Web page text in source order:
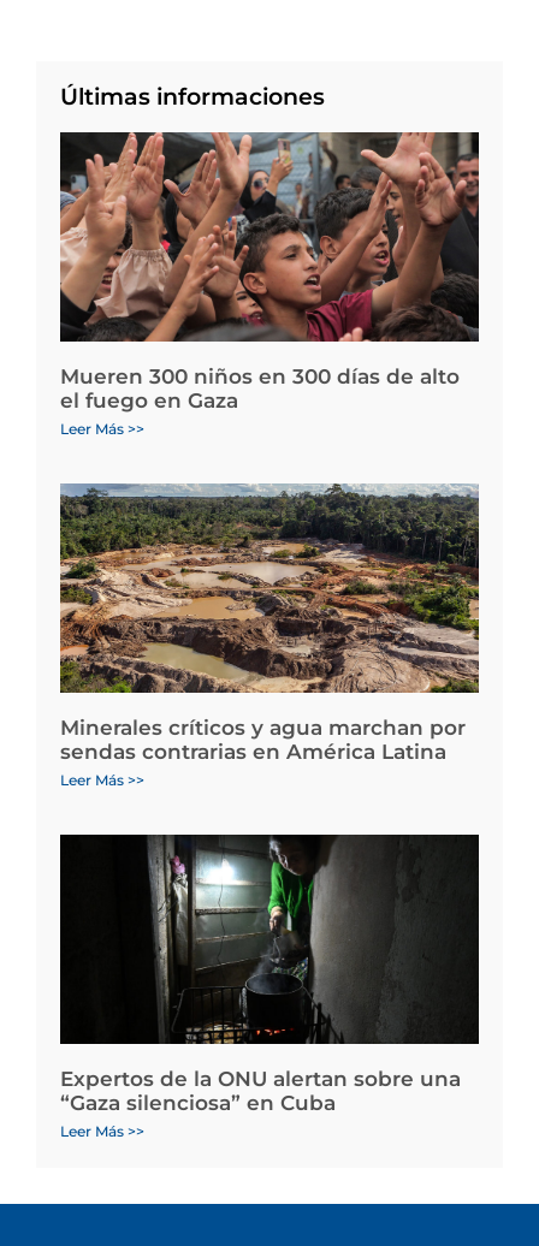
Últimas informaciones
Mueren 300 niños en 300 días de alto
el fuego en Gaza
Leer Más >>
Minerales críticos y agua marchan por
sendas contrarias en América Latina
Leer Más >>
Expertos de la ONU alertan sobre una
“Gaza silenciosa” en Cuba
Leer Más >>